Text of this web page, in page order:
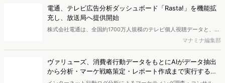
における生活者の意識や行動背景の把握が可能となり、リテールプロ
モーションにおけるプランニングの高速化と高精度化を実現できると
いいます。
電通、テレビ広告分析ダッシュボード「Rasta!」を機能拡
充し、放送局へ提供開始
株式会社電通は、全国約1700万人規模のテレビ個人視聴データと、独
自の大規模生活者意識調査データを掛け合わせて、テレビ広告のデー
タ集計や広告効果の分析ができるダッシュボード「Rasta!
（Resourceful Analysis System of TV Audience：ラスタ）」の機能
を拡充し、放送局への提供を開始したことを発表しました。
マナミナ編集部
ヴァリューズ、消費者行動データをもとにAIがデータ抽出
から分析・マーケ戦略策定・レポート作成まで実行する
「Dockpit AIエージェント」を提供開始